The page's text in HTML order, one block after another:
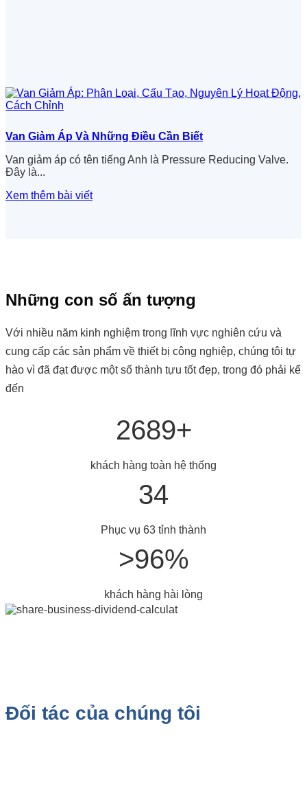
Van Giảm Áp Và Những Điều Cần Biết
Van giảm áp có tên tiếng Anh là Pressure Reducing Valve.
Đây là...
Xem thêm bài viết
Những con số ấn tượng
Với nhiều năm kinh nghiệm trong lĩnh vực nghiên cứu và
cung cấp các sản phẩm về thiết bị công nghiệp, chúng tôi tự
hào vì đã đạt được một số thành tựu tốt đẹp, trong đó phải kể
đến
2689+
khách hàng toàn hệ thống
34
Phục vụ 63 tỉnh thành
>96%
khách hàng hài lòng
Đối tác của chúng tôi